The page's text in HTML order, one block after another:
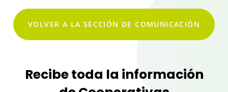
VOLVER A LA SECCIÓN DE COMUNICACIÓN
Recibe toda la información